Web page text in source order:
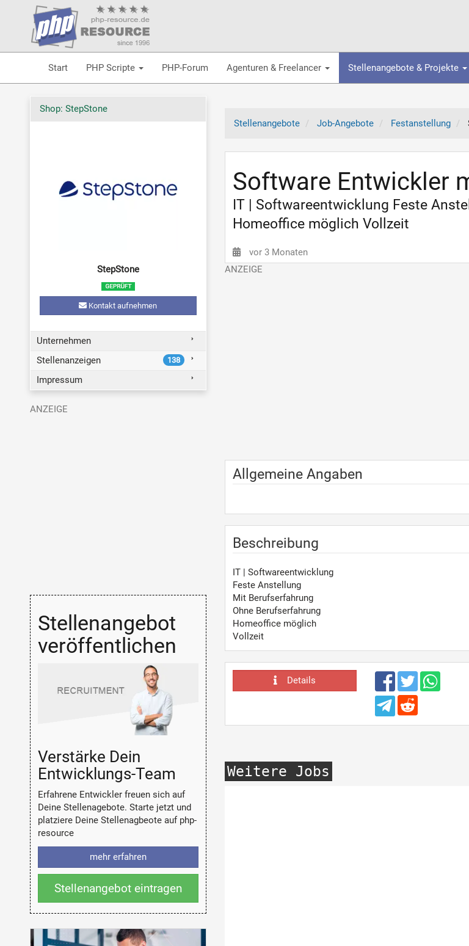
Start PHP Scripte PHP-Forum Agenturen & Freelancer Stellenangebote & Projekte
Stellenangebote Job-Angebote Festanstellung
Software Entwickler
IT | Softwareentwicklung Feste
Homeoffice möglich Vollzeit
vor 3 Monaten
Allgemeine Angaben
Beschreibung
IT | Softwareentwicklung
Feste Anstellung
Mit Berufserfahrung
Ohne Berufserfahrung
Homeoffice möglich
Vollzeit
Details
Weitere Jobs
Shop: StepStone
StepStone
Kontakt aufnehmen
Unternehmen
Stellenanzeigen
138
Impressum
Stellenangebot
veröffentlichen
Verstärke Dein
Entwicklungs-Team
Erfahrene Entwickler freuen sich auf
Deine Stellenagebote. Starte jetzt und
platziere Deine Stellenagbeote auf php-
resource
mehr erfahren
Stellenangebot eintragen